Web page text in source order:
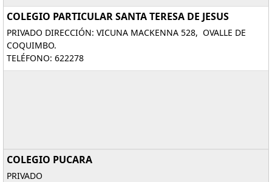
COLEGIO PARTICULAR SANTA TERESA DE JESUS
PRIVADO DIRECCIÓN: VICUNA MACKENNA 528, OVALLE DE
COQUIMBO.
TELÉFONO: 622278
COLEGIO PUCARA
PRIVADO